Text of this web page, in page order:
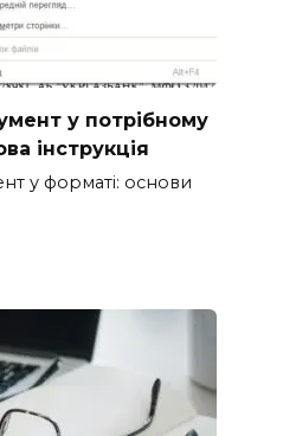
у потрібному
інструкція
у форматі: основи